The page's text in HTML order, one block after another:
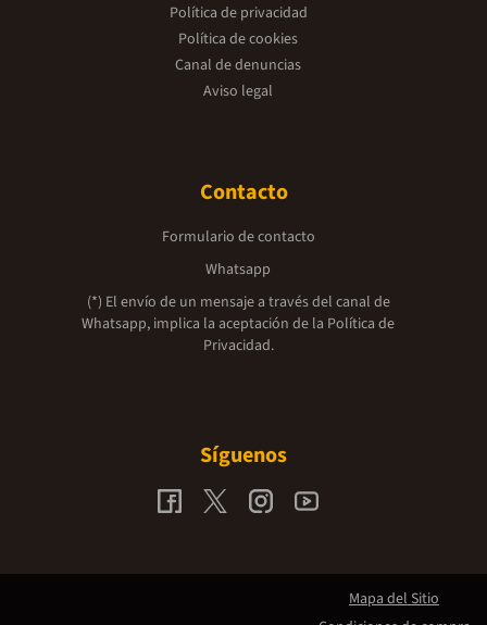
Política de privacidad
Política de cookies
Canal de denuncias
Aviso legal
Contacto
Formulario de contacto
Whatsapp
(*) El envío de un mensaje a través del canal de
Whatsapp, implica la aceptación de la Política de
Privacidad.
Síguenos
Mapa del Sitio